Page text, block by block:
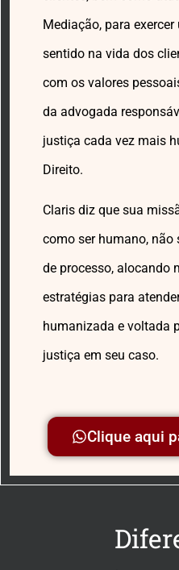
Mediação, para
sentido na vida dos
com os valores
da advogada
justiça cada vez mais
Direito.
Claris diz que sua
como ser humano,
de processo, alocando
estratégias para
humanizada e voltada
justiça em seu caso.
Clique aqui